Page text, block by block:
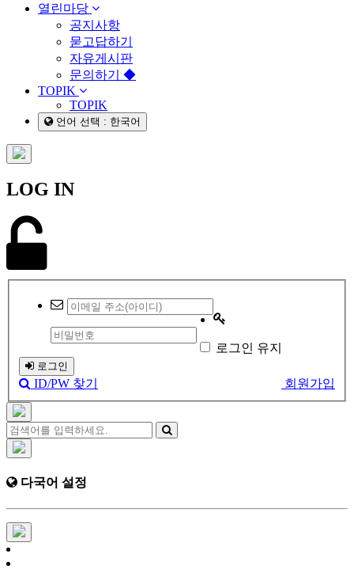
열린마당
공지사항
묻고답하기
자유게시판
문의하기 ◆
TOPIK
TOPIK
언어 선택 : 한국어
LOG IN
로그인 유지
로그인
회원가입
ID/PW 찾기
다국어 설정